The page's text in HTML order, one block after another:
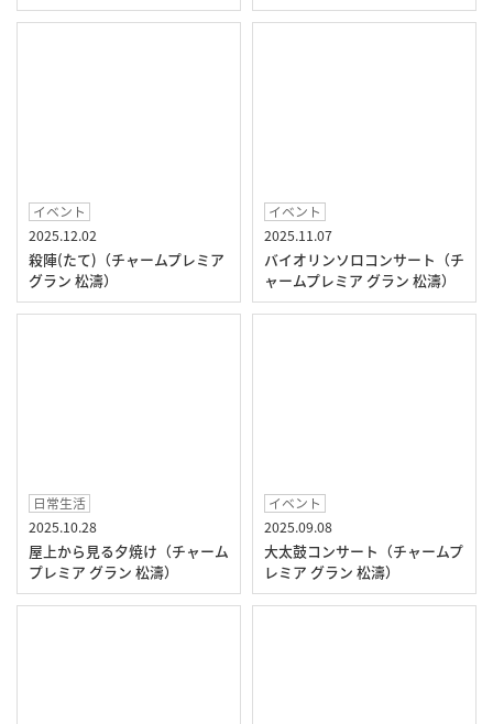
イベント
2025.12.02
殺陣(たて)（チャームプレミア
グラン 松濤）
イベント
2025.11.07
バイオリンソロコンサート（チ
ャームプレミア グラン 松濤）
日常生活
2025.10.28
屋上から見る夕焼け（チャーム
プレミア グラン 松濤）
イベント
2025.09.08
大太鼓コンサート（チャームプ
レミア グラン 松濤）